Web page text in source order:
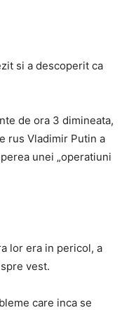
si a descoperit ca
de ora 3 dimineata,
rus Vladimir Putin a
unei „operatiuni
lor era in pericol, a
vest.
care inca se